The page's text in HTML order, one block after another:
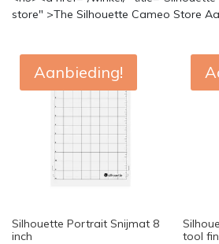
store" >The Silhouette Cameo Store
Aanbieding!
Silhouette Portrait Snijmat 8
inch
tool